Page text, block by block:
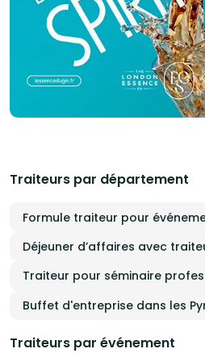
Traiteurs par département
Formule traiteur pour
Déjeuner d’affaires avec
Buffet d'entreprise dans les
Traiteurs par événement